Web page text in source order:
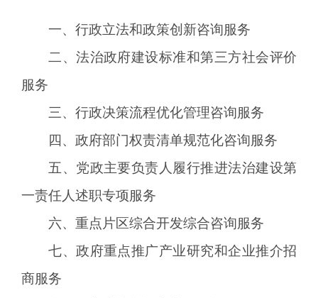
一、行政立法和政策创新咨询服务
二、法治政府建设标准和第三方社会评价
服务
三、行政决策流程优化管理咨询服务
四、政府部门权责清单规范化咨询服务
五、党政主要负责人履行推进法治建设第
一责任人述职专项服务
六、重点片区综合开发综合咨询服务
七、政府重点推广产业研究和企业推介招
商服务